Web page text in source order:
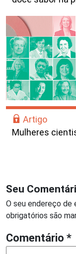
Artigo
Mulheres
Seu
O seu endereço de
obrigatórios são
Comentário *